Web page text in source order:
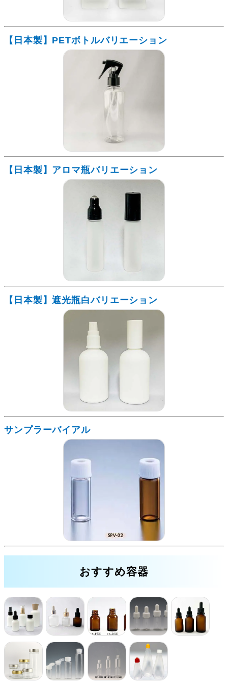
【日本製】PETボトルバリエーション
【日本製】アロマ瓶バリエーション
【日本製】遮光瓶白バリエーション
サンプラーバイアル
おすすめ容器